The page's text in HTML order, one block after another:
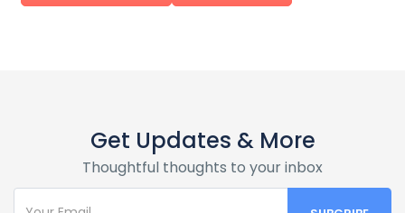
Get Updates & More
Thoughtful thoughts to your inbox